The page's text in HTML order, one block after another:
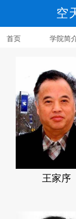
空
首页 学院简
王家序